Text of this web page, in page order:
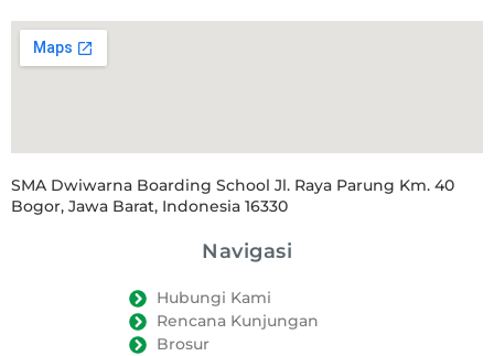
SMA Dwiwarna Boarding School Jl. Raya Parung Km. 40
Bogor, Jawa Barat, Indonesia 16330
Navigasi
Hubungi Kami
Rencana Kunjungan
Brosur